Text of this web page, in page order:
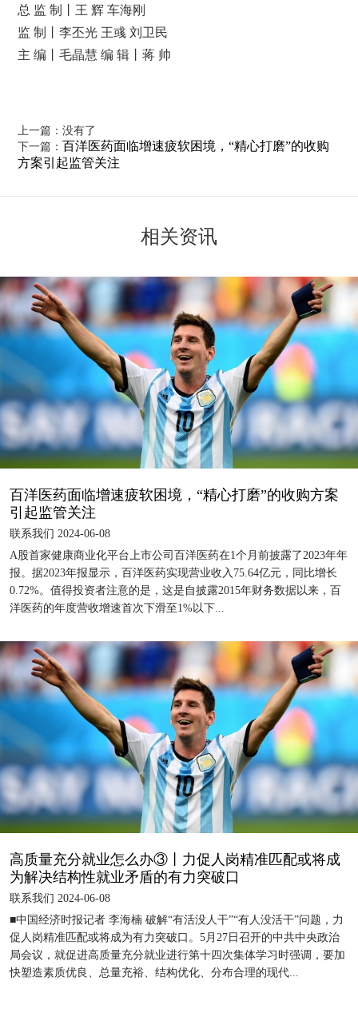
总 监 制丨王 辉 车海刚
监 制丨李丕光 王彧 刘卫民
主 编丨毛晶慧 编 辑丨蒋 帅
上一篇：没有了
下一篇： 百洋医药面临增速疲软困境，“精心打磨”的收购
方案引起监管关注
相关资讯
百洋医药面临增速疲软困境，“精心打磨”的收购方案
引起监管关注
联系我们 2024-06-08
A股首家健康商业化平台上市公司百洋医药在1个月前披露了2023年年
报。据2023年报显示，百洋医药实现营业收入75.64亿元，同比增长
0.72%。值得投资者注意的是，这是自披露2015年财务数据以来，百
洋医药的年度营收增速首次下滑至1%以下...
高质量充分就业怎么办③丨力促人岗精准匹配或将成
为解决结构性就业矛盾的有力突破口
联系我们 2024-06-08
■中国经济时报记者 李海楠 破解“有活没人干”“有人没活干”问题，力
促人岗精准匹配或将成为有力突破口。5月27日召开的中共中央政治
局会议，就促进高质量充分就业进行第十四次集体学习时强调，要加
快塑造素质优良、总量充裕、结构优化、分布合理的现代...